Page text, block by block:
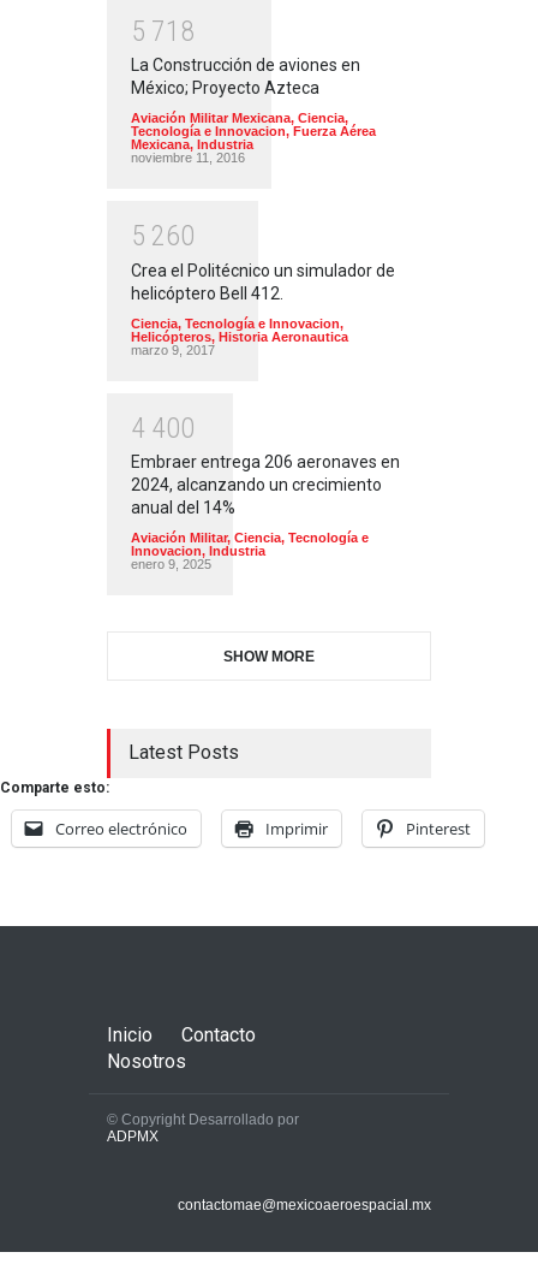
5 71 8
La Construcción de aviones en
México; Proyecto Azteca
Aviación Militar Mexicana, Ciencia,
Tecnología e Innovacion, Fuerza Aérea
Mexicana, Industria
noviembre 11, 2016
5 260
Crea el Politécnico un simulador de
helicóptero Bell 412.
Ciencia, Tecnología e Innovacion,
Helicópteros, Historia Aeronautica
marzo 9, 2017
4 400
Embraer entrega 206 aeronaves en
2024, alcanzando un crecimiento
anual del 14%
Aviación Militar, Ciencia, Tecnología e
Innovacion, Industria
enero 9, 2025
SHOW MORE
Latest Posts
Comparte esto:
Correo electrónico Imprimir Pinterest
Inicio
Contacto
Nosotros
© Copyright Desarrollado por
ADPMX
contactomae@mexicoaeroespacial.mx